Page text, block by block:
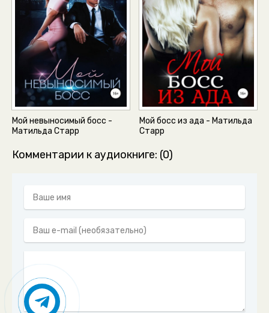
48
Мой невыносимый босс -
Матильда Старр
Мой босс из ада - Матильда
Старр
Комментарии к аудиокниге: (0)